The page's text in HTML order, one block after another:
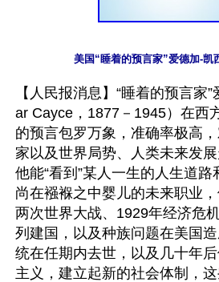
美国“睡着的预言家”爱德加-凯
【人民报消息】“睡着的预言家
ar Cayce，1877－1945）在西
的预言包罗万象，准确率极高
家以及世界局势、人类未来发
他能“看到”某人一生的人生道
尚在襁褓之中婴儿的未来职业
两次世界大战、1929年经济危
列建国，以及种族问题在美国
统在任期内去世，以及几十年
主义，建立起新的社会体制，